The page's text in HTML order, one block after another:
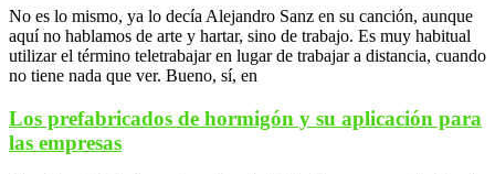
No es lo mismo, ya lo decía Alejandro Sanz en su canción, aunque
aquí no hablamos de arte y hartar, sino de trabajo. Es muy habitual
utilizar el término teletrabajar en lugar de trabajar a distancia, cuando
no tiene nada que ver. Bueno, sí, en
Los prefabricados de hormigón y su aplicación para
las empresas